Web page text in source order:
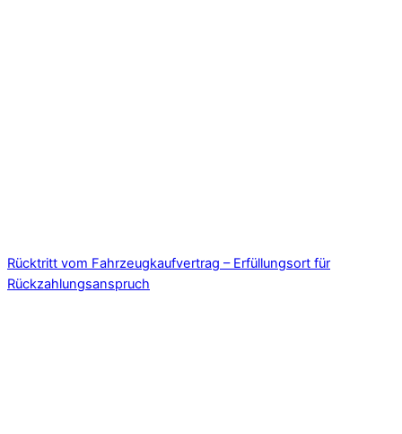
Rücktritt vom Fahrzeugkaufvertrag – Erfüllungsort für
Rückzahlungsanspruch